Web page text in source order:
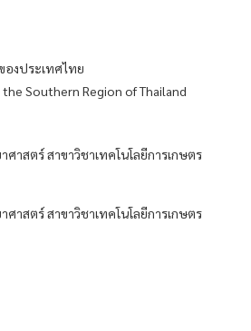
องประเทศไทย
Southern Region of Thailand
าสตร์ สาขาวิชาเทคโนโลยีการเกษตร
าสตร์ สาขาวิชาเทคโนโลยีการเกษตร